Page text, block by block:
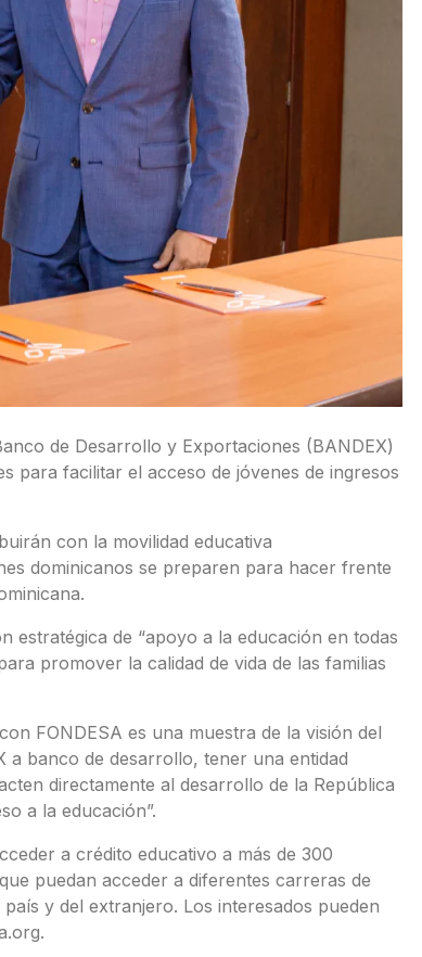
de Desarrollo y Exportaciones (BANDEX)
para facilitar el acceso de jóvenes de ingresos
con la movilidad educativa
dominicanos se preparen para hacer frente
estratégica de “apoyo a la educación en todas
promover la calidad de vida de las familias
FONDESA es una muestra de la visión del
a banco de desarrollo, tener una entidad
directamente al desarrollo de la República
a la educación”.
a crédito educativo a más de 300
puedan acceder a diferentes carreras de
y del extranjero. Los interesados pueden